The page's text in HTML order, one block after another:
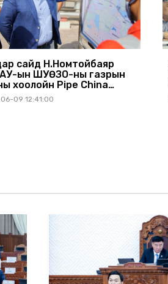
сайд Н.Номтойбаяр
ын ШУӨЗО-ны газрын
хоолойн Pipe China
үйл ажиллагаатай
09 12:41:00